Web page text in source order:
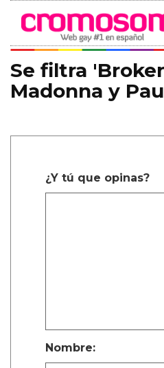
Se filtra
Madonna y
¿Y tú que opinas?
Nombre: